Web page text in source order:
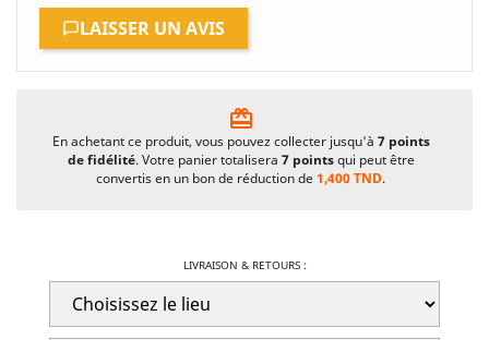
LAISSER UN AVIS
card_giftcard
En achetant ce produit, vous pouvez collecter jusqu'à 7points
de fidélité. Votre panier totalisera 7pointsqui peut être
convertis en un bon de réduction de1,400 TND.
LIVRAISON & RETOURS :